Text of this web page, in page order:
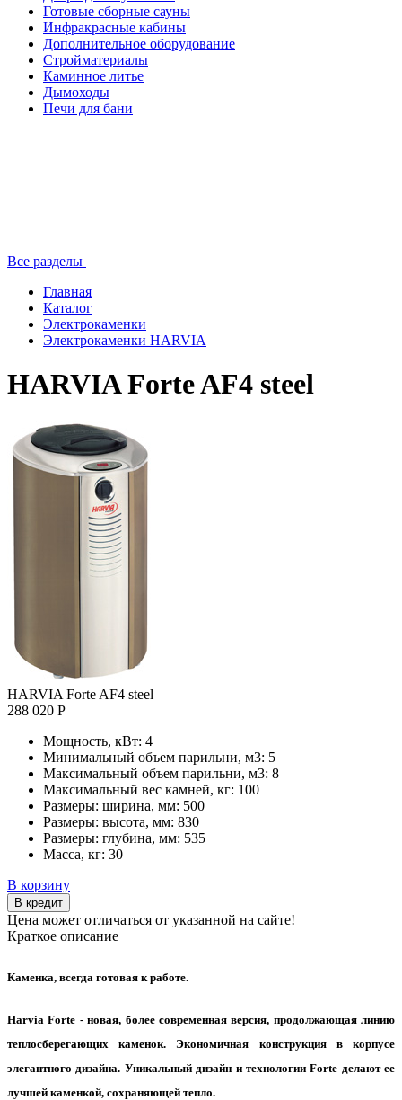
Готовые сборные сауны
Инфракрасные кабины
Дополнительное оборудование
Стройматериалы
Каминное литье
Дымоходы
Печи для бани
Все разделы
Главная
Каталог
Электрокаменки
Электрокаменки HARVIA
HARVIA Forte AF4 steel
HARVIA Forte AF4 steel
288 020 Р
Мощность, кВт: 4
Минимальный объем парильни, м3: 5
Максимальный объем парильни, м3: 8
Максимальный вес камней, кг: 100
Размеры: ширина, мм: 500
Размеры: высота, мм: 830
Размеры: глубина, мм: 535
Масса, кг: 30
В корзину
В кредит
Цена может отличаться от указанной на сайте!
Краткое описание
Каменка, всегда готовая к работе.
Harvia Forte - новая, более современная версия, продолжающая линию
теплосберегающих каменок. Экономичная конструкция в корпусе
элегантного дизайна. Уникальный дизайн и технологии Forte делают ее
лучшей каменкой, сохраняющей тепло.